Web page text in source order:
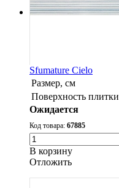
Sfumature Cielo
Размер, см
Поверхность плитки
Ожидается
Код товара: 67885
В корзину
Oтложить